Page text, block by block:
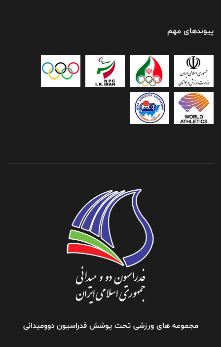
پیوندهای مهم
مجموعه های ورزشی تحت پوشش فدراسیون دوومیدانی